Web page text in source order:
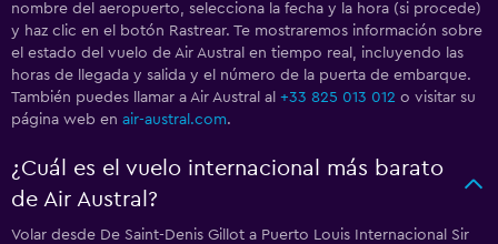
nombre del aeropuerto, selecciona la fecha y la hora (si procede)
y haz clic en el botón Rastrear. Te mostraremos información sobre
el estado del vuelo de Air Austral en tiempo real, incluyendo las
horas de llegada y salida y el número de la puerta de embarque.
También puedes llamar a Air Austral al +33 825 013 012 o visitar su
página web en air-austral.com.
¿Cuál es el vuelo internacional más barato
de Air Austral?
Volar desde De Saint-Denis Gillot a Puerto Louis Internacional Sir